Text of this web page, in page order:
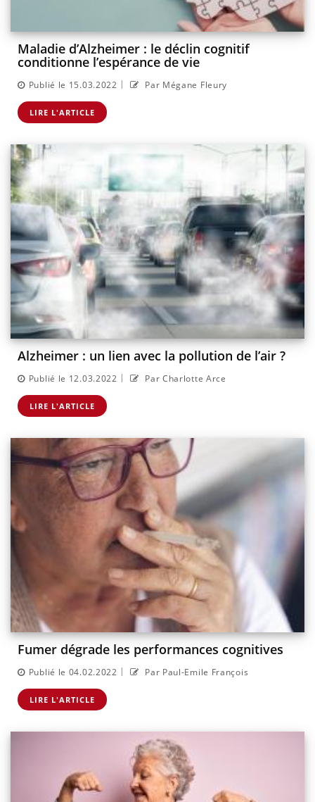
Maladie d’Alzheimer : le déclin cognitif
conditionne l’espérance de vie
Publié le 15.03.2022 | Par Mégane Fleury
LIRE L'ARTICLE
Alzheimer : un lien avec la pollution de l’air ?
Publié le 12.03.2022 | Par Charlotte Arce
LIRE L'ARTICLE
Fumer dégrade les performances cognitives
Publié le 04.02.2022 | Par Paul-Emile François
LIRE L'ARTICLE